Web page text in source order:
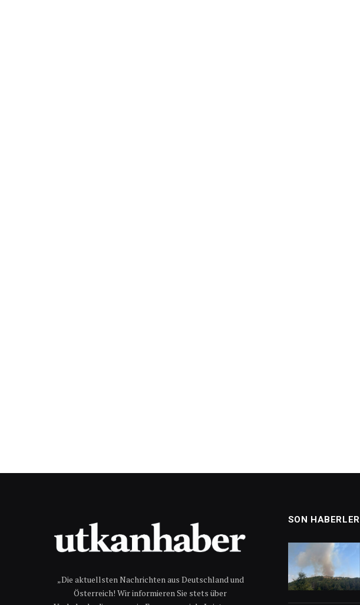
„Die aktuellsten Nachrichten aus Deutschland und
Österreich! Wir informieren Sie stets über
SON HABERLER